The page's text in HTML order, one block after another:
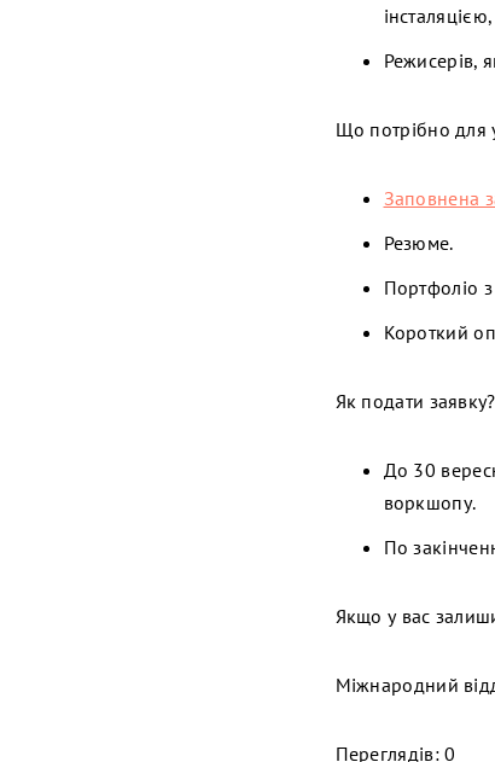
Режисерів,
Що потрібно для
Заповнена
Резюме.
Портфоліо
Короткий
Як подати заявку?
До 30
воркшопу.
По
Якщо у вас
Міжнародний
Переглядів: 0